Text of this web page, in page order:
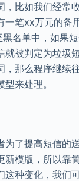
，比如我们经常
一笔xx万元的备
黑名单中，如果
就被判定为垃圾
，那么程序继续
来处理。
为了提高短信的
新模版，所以靠
这种变化，我们